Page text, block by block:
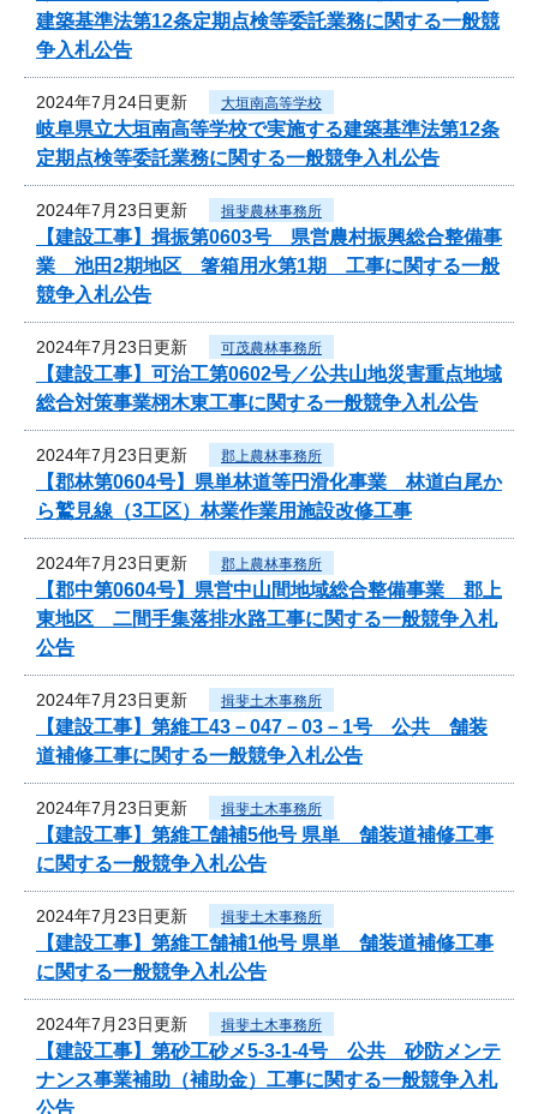
建築基準法第12条定期点検等委託業務に関する一般競
争入札公告
2024年7月24日更新 大垣南高等学校
岐阜県立大垣南高等学校で実施する建築基準法第12条
定期点検等委託業務に関する一般競争入札公告
2024年7月23日更新 揖斐農林事務所
【建設工事】揖振第0603号 県営農村振興総合整備事
業 池田2期地区 箸箱用水第1期 工事に関する一般
競争入札公告
2024年7月23日更新 可茂農林事務所
【建設工事】可治工第0602号／公共山地災害重点地域
総合対策事業栩木東工事に関する一般競争入札公告
2024年7月23日更新 郡上農林事務所
【郡林第0604号】県単林道等円滑化事業 林道白尾か
ら鷲見線（3工区）林業作業用施設改修工事
2024年7月23日更新 郡上農林事務所
【郡中第0604号】県営中山間地域総合整備事業 郡上
東地区 二間手集落排水路工事に関する一般競争入札
公告
2024年7月23日更新 揖斐土木事務所
【建設工事】第維工43－047－03－1号 公共 舗装
道補修工事に関する一般競争入札公告
2024年7月23日更新 揖斐土木事務所
【建設工事】第維工舗補5他号 県単 舗装道補修工事
に関する一般競争入札公告
2024年7月23日更新 揖斐土木事務所
【建設工事】第維工舗補1他号 県単 舗装道補修工事
に関する一般競争入札公告
2024年7月23日更新 揖斐土木事務所
【建設工事】第砂工砂メ5-3-1-4号 公共 砂防メンテ
ナンス事業補助（補助金）工事に関する一般競争入札
公告